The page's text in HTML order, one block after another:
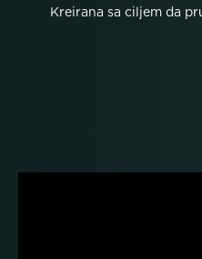
Kreirana sa ciljem da